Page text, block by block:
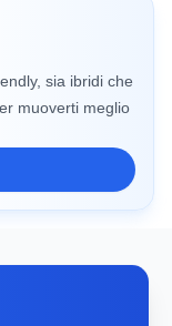
sia ibridi che
muoverti meglio